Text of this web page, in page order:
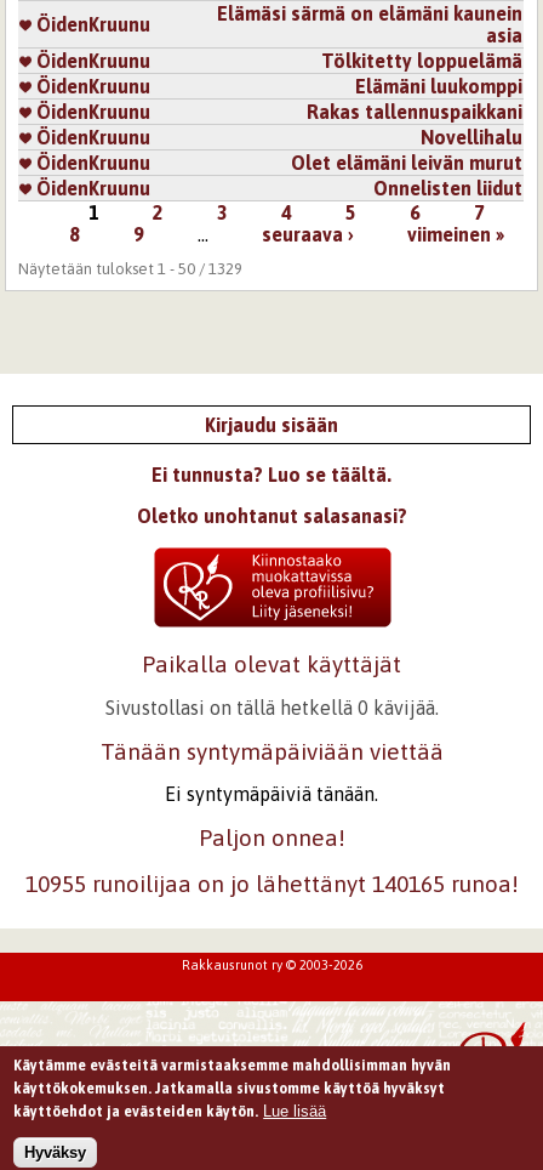
ÖidenKruunu
Elämäsi särmä on elämäni kaunein
asia
ÖidenKruunu
Tölkitetty loppuelämä
ÖidenKruunu
Elämäni luukomppi
ÖidenKruunu
Rakas tallennuspaikkani
ÖidenKruunu
Novellihalu
ÖidenKruunu
Olet elämäni leivän murut
ÖidenKruunu
Onnelisten liidut
1 2 3 4 5 6
7
8
9 … seuraava › viimeinen »
Näytetään tulokset 1 - 50 / 1329
Kirjaudu sisään
Ei tunnusta? Luo se täältä.
Oletko unohtanut salasanasi?
Paikalla olevat käyttäjät
Sivustollasi on tällä hetkellä 0 kävijää.
Tänään syntymäpäiviään viettää
Ei syntymäpäiviä tänään.
Paljon onnea!
10955 runoilijaa on jo lähettänyt 140165 runoa!
Rakkausrunot ry © 2003-2026
Käytämme evästeitä varmistaaksemme mahdollisimman hyvän
käyttökokemuksen. Jatkamalla sivustomme käyttöä hyväksyt
käyttöehdot ja evästeiden käytön. Lue lisää
Hyväksy